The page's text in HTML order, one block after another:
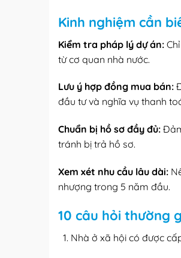
Kinh nghiệm cần
Kiểm tra pháp lý dự án:
từ cơ quan nhà nước.
Lưu ý hợp đồng mua bán:
đầu tư và nghĩa vụ thanh
Chuẩn bị hồ sơ đầy đủ:
tránh bị trả hồ sơ.
Xem xét nhu cầu lâu dài:
nhượng trong 5 năm đầu.
10 câu hỏi thường
Nhà ở xã hội có được